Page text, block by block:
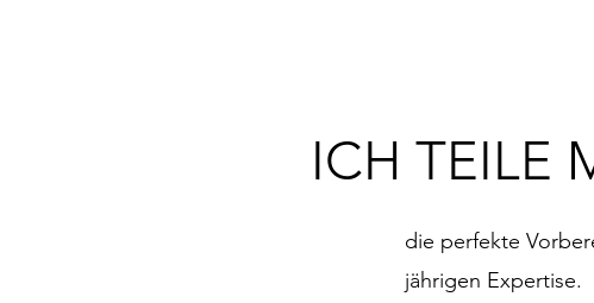
ICH TEILE
die perfekte
jährigen Expertise.